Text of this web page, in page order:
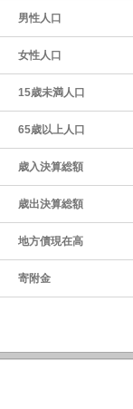
男性人口
女性人口
15歳未満人口
65歳以上人口
歳入決算総額
歳出決算総額
地方債現在高
寄附金